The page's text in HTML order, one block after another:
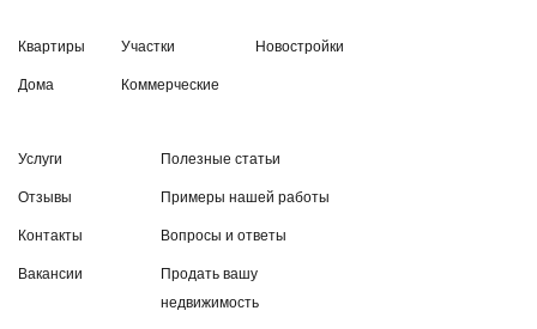
Квартиры
Дома
Участки
Коммерческие
Новостройки
Услуги
Отзывы
Контакты
Вакансии
Полезные статьи
Примеры нашей работы
Вопросы и ответы
Продать вашу
недвижимость